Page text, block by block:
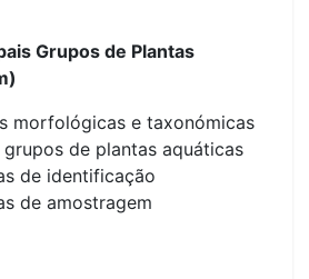
Grupos de Plantas
morfológicas e taxonómicas
de plantas aquáticas
de identificação
de amostragem